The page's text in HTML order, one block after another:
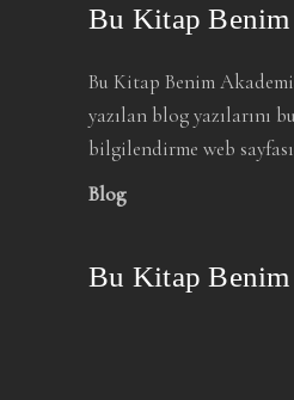
Bu Kitap
Bu Kitap Benim
yazılan blog yazılarını
bilgilendirme web
Blog
Bu Kitap Benim